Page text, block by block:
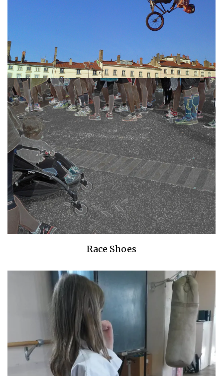
Race Shoes